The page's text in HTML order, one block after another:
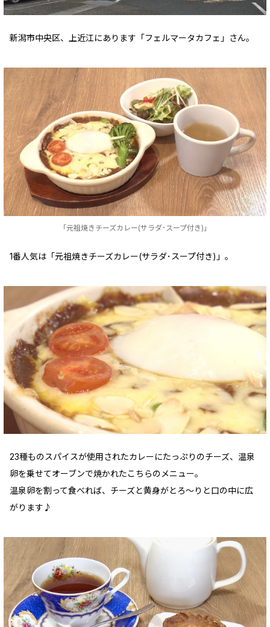
新潟市中央区、上近江にあります「フェルマータカフェ」さん。
「元祖焼きチーズカレー(サラダ･スープ付き)」
1番人気は「元祖焼きチーズカレー(サラダ･スープ付き)」。
23種ものスパイスが使用されたカレーにたっぷりのチーズ、温泉
卵を乗せてオーブンで焼かれたこちらのメニュー。
温泉卵を割って食べれば、チーズと黄身がとろ〜りと口の中に広
がります♪